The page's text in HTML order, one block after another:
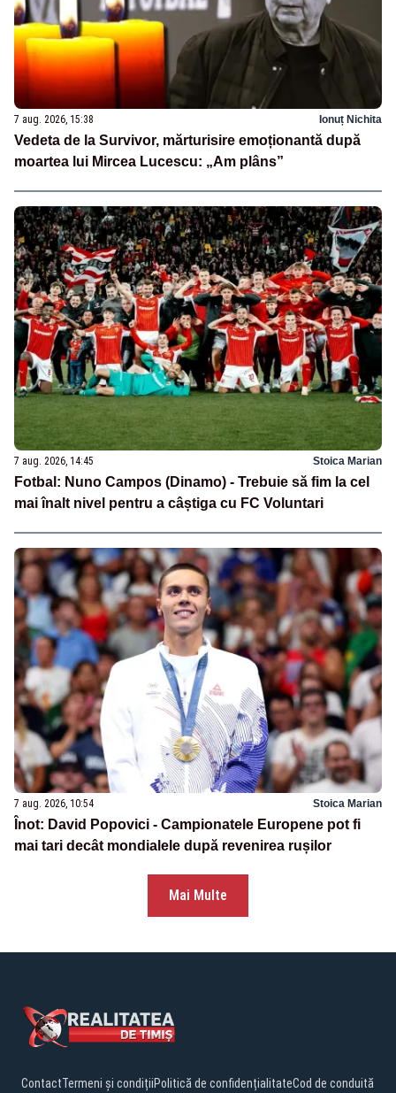
7 aug. 2026, 15:38 Ionuț Nichita
Vedeta de la Survivor, mărturisire emoționantă după
moartea lui Mircea Lucescu: „Am plâns”
7 aug. 2026, 14:45 Stoica Marian
Fotbal: Nuno Campos (Dinamo) - Trebuie să fim la cel
mai înalt nivel pentru a câștiga cu FC Voluntari
7 aug. 2026, 10:54 Stoica Marian
Înot: David Popovici - Campionatele Europene pot fi
mai tari decât mondialele după revenirea rușilor
Mai Multe
ContactTermeni și condițiiPolitică de confidențialitateCod de conduită